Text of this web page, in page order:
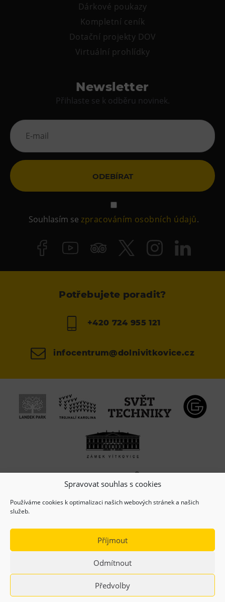
Spravovat souhlas s cookies
Používáme cookies k optimalizaci našich webových stránek a našich
služeb.
Příjmout
Odmítnout
Předvolby
Dárkové poukazy
Kompletní ceník
Dotační projekty DOV
Virtuální prohlídky
Newsletter
Přihlaste se k odběru novinek.
ODEBÍRAT
Souhlasím sezpracováním osobních údajů.
Potřebujete poradit?
+420 724 955 121
infocentrum@dolnivitkovice.cz
(c) Copyright 2026, Dolní oblast VÍTKOVICE, z.s.